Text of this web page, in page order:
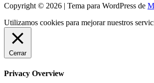
Copyright © 2026 | Tema para WordPress de
Utilizamos cookies para mejorar nuestros
Cerrar
Privacy Overview